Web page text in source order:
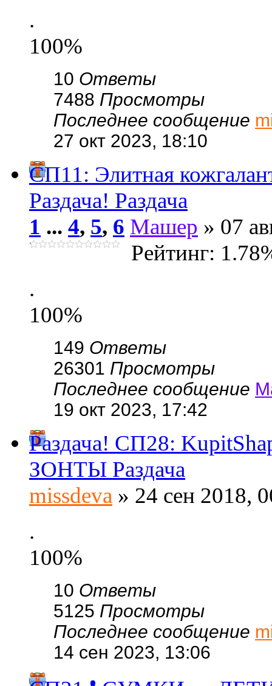
.
100%
10 Ответы
7488 Просмотры
Последнее сообщение
27 окт 2023, 18:10
СП11: Элитная
Раздача! Раздача
1 ... 4, 5, 6 Машер » 07
Рейтинг:
.
100%
149 Ответы
26301 Просмотры
Последнее сообщение
19 окт 2023, 17:42
Раздача! СП28:
ЗОНТЫ Раздача
missdeva » 24 сен 2018,
.
100%
10 Ответы
5125 Просмотры
Последнее сообщение
14 сен 2023, 13:06